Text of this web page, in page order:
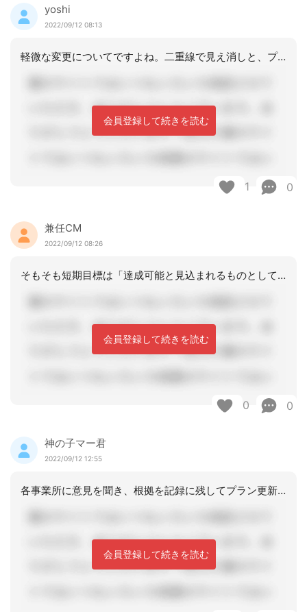
yoshi
2022/09/12 08:13
軽微な変更についてですよね。二重線で見え消しと、プランにはいつその処理をしたのか
会員登録して続きを読む
1 0
兼任CM
2022/09/12 08:26
そもそも短期目標は「達成可能と見込まれるものとして設定されなければならない」と規
会員登録して続きを読む
0 0
神の子マー君
2022/09/12 12:55
各事業所に意見を聞き、根拠を記録に残してプラン更新し、利用者、事業所に交付してい
会員登録して続きを読む